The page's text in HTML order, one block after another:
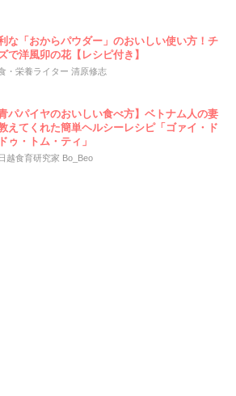
な「おからパウダー」のおいしい使い方！チ
で洋風卯の花【レシピ付き】
・栄養ライター 清原修志
青パパイヤのおいしい食べ方】ベトナム人の妻
えてくれた簡単ヘルシーレシピ「ゴァイ・ド
ゥ・トム・ティ」
日越食育研究家 Bo_Beo